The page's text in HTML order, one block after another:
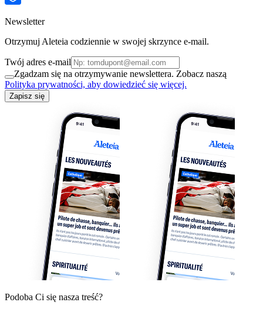
Newsletter
Otrzymuj Aleteia codziennie w swojej skrzynce e-mail.
Twój adres e-mail
Zgadzam się na otrzymywanie newslettera. Zobacz naszą
Polityka prywatności, aby dowiedzieć się więcej.
Zapisz się
Podoba Ci się nasza treść?